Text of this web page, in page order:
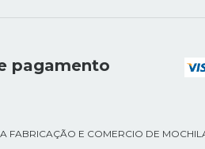
pagamento
FABRICAÇÃO E COMERCIO DE